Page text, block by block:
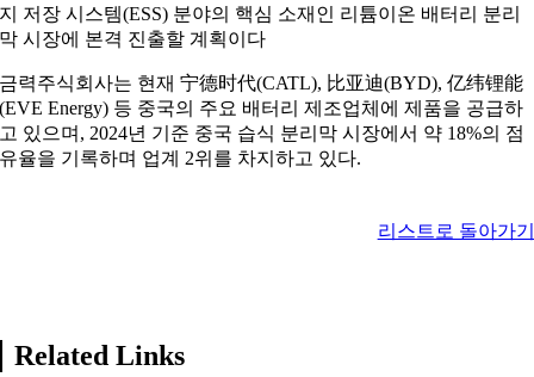
지 저장 시스템(ESS) 분야의 핵심 소재인 리튬이온 배터리 분리
막 시장에 본격 진출할 계획이다
금력주식회사는 현재 宁德时代(CATL), 比亚迪(BYD), 亿纬锂能
(EVE Energy) 등 중국의 주요 배터리 제조업체에 제품을 공급하
고 있으며, 2024년 기준 중국 습식 분리막 시장에서 약 18%의 점
유율을 기록하며 업계 2위를 차지하고 있다.
리스트로 돌아가기
Related Links